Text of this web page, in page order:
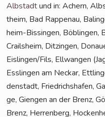
Alb­stadtund in: Achern,
theim, Bad Rap­pen­au,
heim-Bis­sin­gen, Böb­lin­gen,
Crails­heim, Dit­zin­gen,
Eislingen/Fils, Ell­wan­gen
Ess­lin­gen am Neckar,
den­stadt, Fried­richs­ha­fen,
ge, Gien­gen an der Brenz,
Brenz, Her­ren­berg,